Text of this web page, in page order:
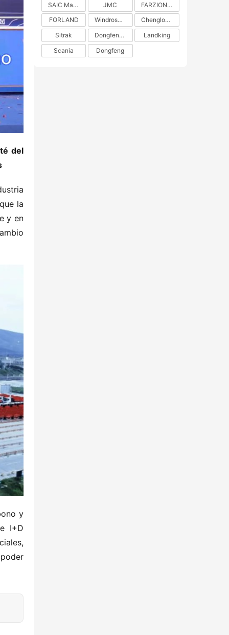
del
la
y en
y
I+D
SAIC Maxus
JMC
FARZION AUTO
FORLAND
Windrose Technology
Chenglong H5
Sitrak
DongfengLiuzhou Motor
Landking
Scania
Dongfeng